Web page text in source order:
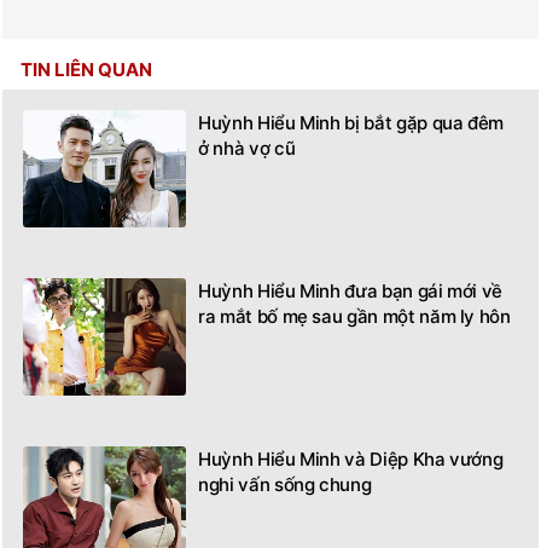
TIN LIÊN QUAN
Huỳnh Hiểu Minh bị bắt gặp qua đêm
ở nhà vợ cũ
Huỳnh Hiểu Minh đưa bạn gái mới về
ra mắt bố mẹ sau gần một năm ly hôn
Huỳnh Hiểu Minh và Diệp Kha vướng
nghi vấn sống chung